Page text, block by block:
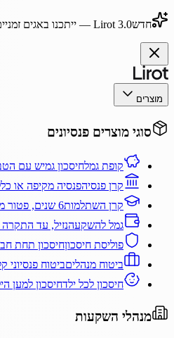
חדשLirot 3.0 — ייתכנו באגים
מוצרים
סוגי מוצרים פנסיונים
קופת גמלחיסכון גמיש עם
קרן פנסיהפנסיה מקיפה או
קרן השתלמות6 שנים, פטור ממס
גמל להשקעהנזיל, עד
פוליסת חיסכוןחיסכון תחת
ביטוח מנהליםביטוח פנסיוני
חיסכון לכל ילדחיסכון למען
מנהלי השקעות